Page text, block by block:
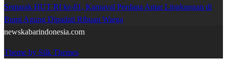
Semarak HUT RI ke-81, Karnaval Perdana Antar Lingkungan di
Bumi Agung Dipadati Ribuan Warga
newskabarindonesia.com
Theme by Silk Themes